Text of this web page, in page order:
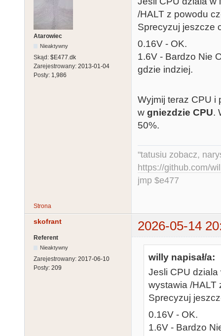
Atarowiec
Nieaktywny
Skąd: $E477.dk
Zarejestrowany: 2013-01-04
Posty: 1,986
/HALT z powodu
Sprecyzuj jeszcze
0.16V - OK.
1.6V - Bardzo Nie
gdzie indziej.
Wyjmij teraz CPU i
w gniezdzie CPU.
50%.
"tatusiu zobacz,
https://github.com/
jmp $e477
Strona
skofrant 2026-05-14
Referent
Nieaktywny
Zarejestrowany: 2017-06-10
Posty: 209
willy napisał/a:
Jesli CPU dziala
wystawia /HALT
Sprecyzuj
0.16V - OK.
1.6V - Bardzo